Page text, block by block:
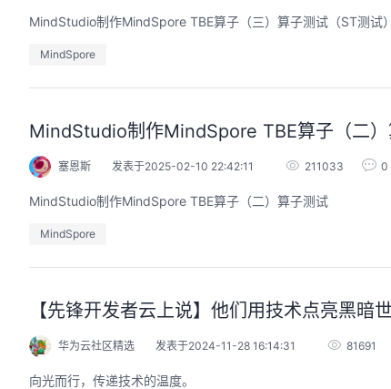
MindStudio制作MindSpore TBE算子（三）算子测试（ST测试）
MindSpore
MindStudio制作MindSpore TBE算子（二
塞恩斯 发表于2025-02-10 22:42:11 211033 0
MindStudio制作MindSpore TBE算子（二）算子测试
MindSpore
【先锋开发者云上说】他们用技术点亮黑暗
华为云社区精选 发表于2024-11-28 16:14:31 81691
向光而行，传递技术的温度。
用码道，让你的AI作品三步上朋友
林华鼎-华为云AI开发者运营负责人
耀 · 每课人人动手实操
回顾中